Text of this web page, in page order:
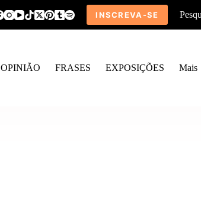
INSCREVA-SE
OPINIÃO FRASES EXPOSIÇÕES Mais